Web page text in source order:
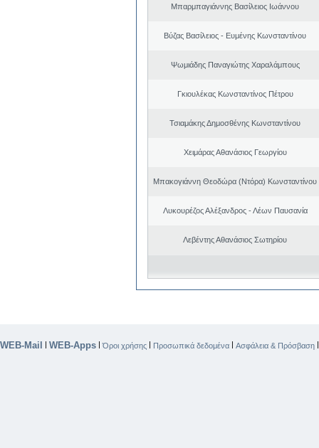
Μπαρμπαγιάννης Βασίλειος Ιωάννου
Βύζας Βασίλειος - Ευμένης Κωνσταντίνου
Ψωμιάδης Παναγιώτης Χαραλάμπους
Γκιουλέκας Κωνσταντίνος Πέτρου
Τσιαμάκης Δημοσθένης Κωνσταντίνου
Χειμάρας Αθανάσιος Γεωργίου
Μπακογιάννη Θεοδώρα (Ντόρα) Κωνσταντίνου
Λυκουρέζος Αλέξανδρος - Λέων Παυσανία
Λεβέντης Αθανάσιος Σωτηρίου
WEB-Mail | WEB-Apps |Όροι χρήσης | Προσωπικά δεδομένα | Ασφάλεια & Πρόσβαση